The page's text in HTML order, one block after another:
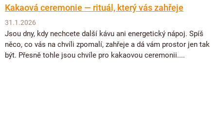
Kakaová ceremonie — rituál, který vás zahřeje
31.1.2026
Jsou dny, kdy nechcete další kávu ani energetický nápoj. Spíš
něco, co vás na chvíli zpomalí, zahřeje a dá vám prostor jen tak
být. Přesně tohle jsou chvíle pro kakaovou ceremonii....